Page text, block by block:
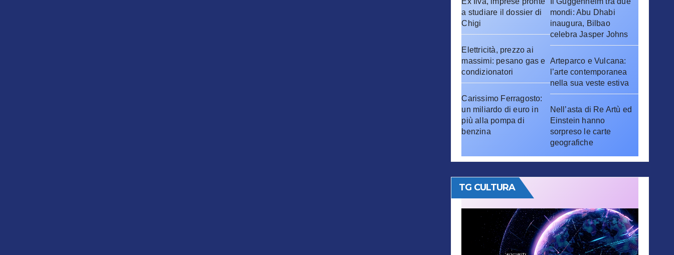
a studiare il dossier di
Chigi
Elettricità, prezzo ai
massimi: pesano gas e
condizionatori
Carissimo Ferragosto:
un miliardo di euro in
più alla pompa di
benzina
mondi: Abu Dhabi
inaugura, Bilbao
celebra Jasper Johns
Arteparco e Vulcana:
l’arte contemporanea
nella sua veste estiva
Nell’asta di Re Artù ed
Einstein hanno
sorpreso le carte
geografiche
TG CULTURA